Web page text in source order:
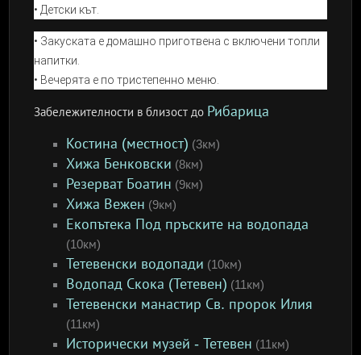
• Детски кът.
• Закуската е домашно приготвена с включени топли
напитки.
• Вечерята е по тристепенно меню.
Забележителности в близост до Рибарица
Костина (местност) (3км)
Хижа Бенковски (8км)
Резерват Боатин (9км)
Хижа Вежен (9км)
Екопътека Под пръските на водопада
(10км)
Тетевенски водопади (10км)
Водопад Скока (Тетевен) (11км)
Тетевенски манастир Св. пророк Илия
(11км)
Исторически музей - Тетевен (11км)